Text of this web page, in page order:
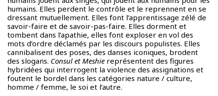
humains. Elles perdent le contrôle et le reprennent en se
dressant mutuellement. Elles font l’apprentissage zélé de
savoir-faire et de savoir-pas-faire. Elles dorment et
tombent dans l’apathie, elles font exploser en vol des
mots d’ordre déclamés par les discours populistes. Elles
cannibalisent des poses, des danses iconiques, brodent
des slogans. Consul et Meshie représentent des figures
hybridées qui interrogent la violence des assignations et
foutent le bordel dans les catégories nature / culture,
homme / femme, le soi et l’autre.